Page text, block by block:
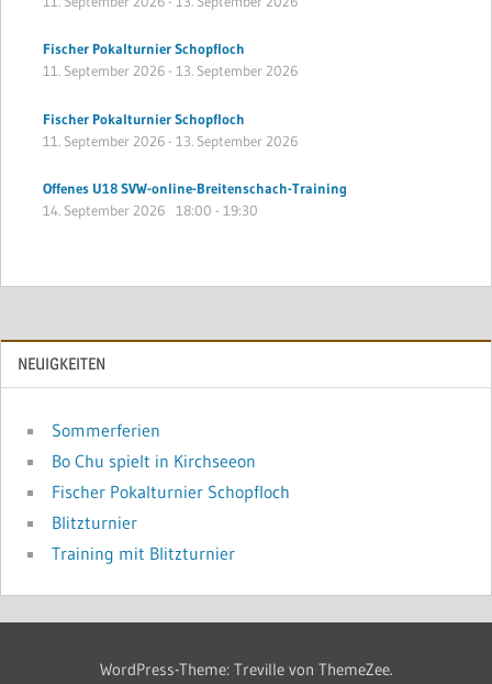
Fischer Pokalturnier Schopfloch
11. September 2026- 13. September 2026
Fischer Pokalturnier Schopfloch
11. September 2026- 13. September 2026
Offenes U18 SVW-online-Breitenschach-Training
14. September 2026 18:00 - 19:30
NEUIGKEITEN
Sommerferien
Bo Chu spielt in Kirchseeon
Fischer Pokalturnier Schopfloch
Blitzturnier
Training mit Blitzturnier
WordPress-Theme: Treville von ThemeZee.